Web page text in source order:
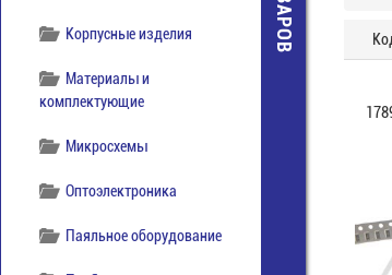
Корпусные изделия
Материалы и
комплектующие
Микросхемы
Оптоэлектроника
Паяльное оборудование